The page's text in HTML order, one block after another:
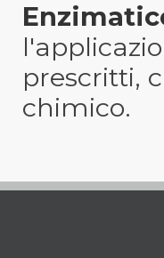
prescritti,
chimico.